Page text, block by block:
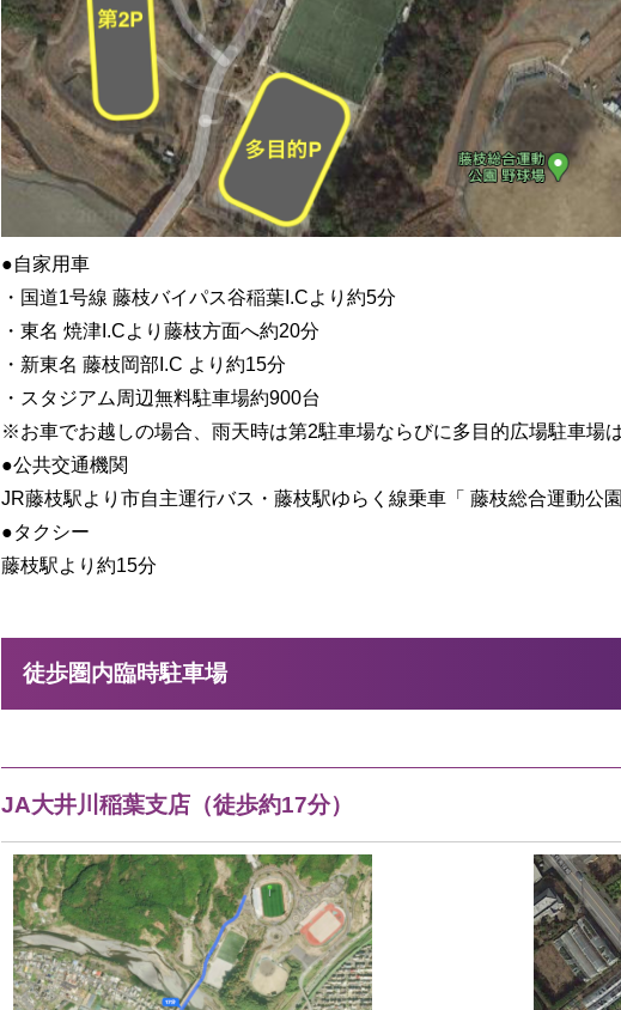
●自家用車
・国道1号線 藤枝バイパス谷稲葉I.Cより約5分
・東名 焼津I.Cより藤枝方面へ約20分
・新東名 藤枝岡部I.C より約15分
・スタジアム周辺無料駐車場約900台
※お車でお越しの場合、雨天時は第2駐車場ならびに多目的広場駐車場
●公共交通機関
JR藤枝駅より市自主運行バス・藤枝駅ゆらく線乗車「 藤枝総合運動公
●タクシー
藤枝駅より約15分
徒歩圏内臨時駐車場
JA大井川稲葉支店（徒歩約17分）